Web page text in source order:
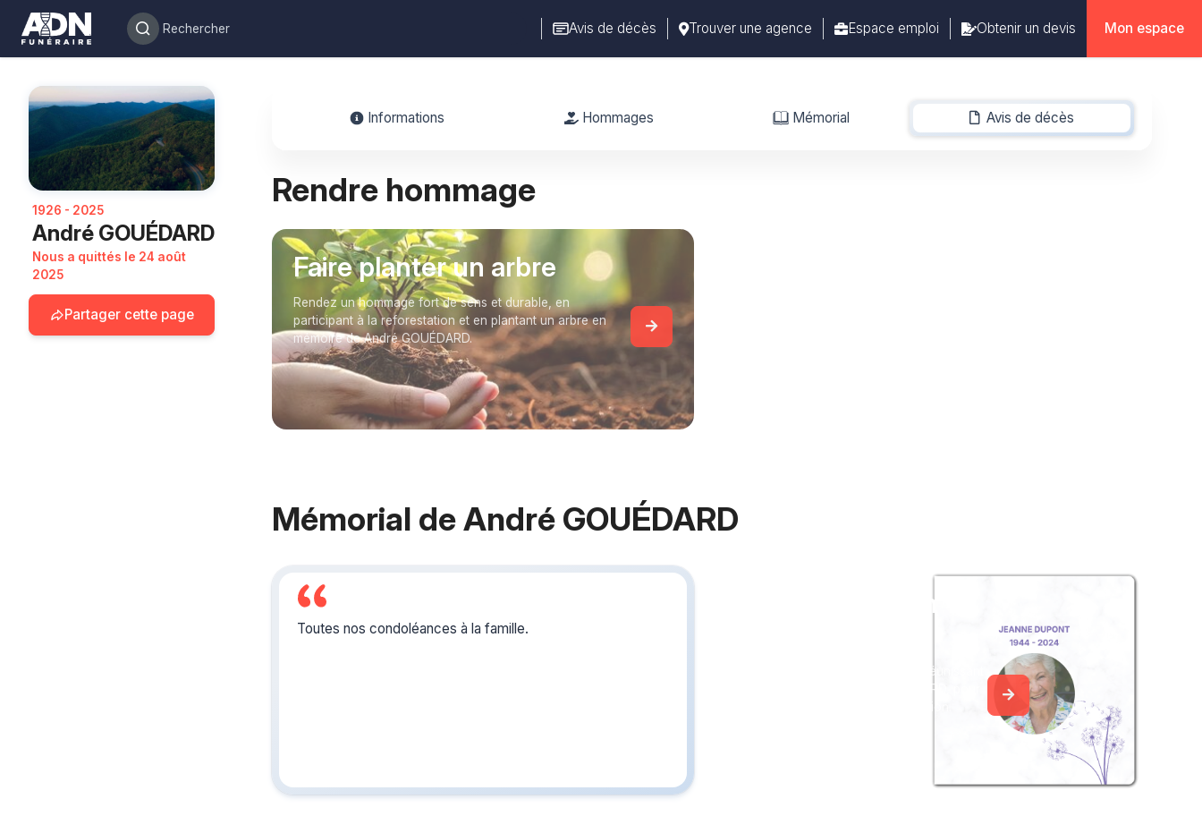
Avis de décès Trouver une agence Espace emploi Obtenir un devis Mon espace
1926 - 2025
André GOUÉDARD
Nous a quittés le 24 août
2025
Partager cette page
Informations Hommages Mémorial Avis de décès
-
Rendre hommage
Faire planter un arbre
Rendez un hommage fort de sens et durable, en
participant à la reforestation et en plantant un arbre en
mémoire de André GOUÉDARD.
Mémorial de André GOUÉDARD
Toutes nos condoléances à la famille.
Créez un album
Créez un album collaboratif en réunissant
les hommages à André GOUÉDARD, pour